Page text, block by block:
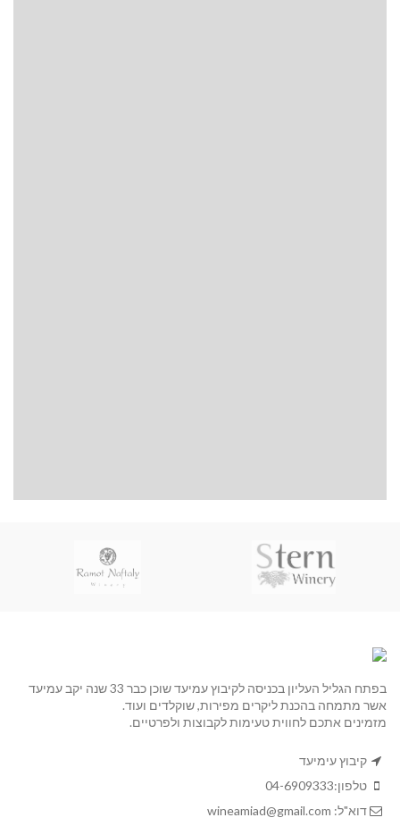
בפתח הגליל העליון בכניסה לקיבוץ עמיעד שוכן כבר 33 שנה יקב עמיעד
אשר מתמחה בהכנת ליקרים מפירות, שוקלדים ועוד.
מזמינים אתכם לחווית טעימות לקבוצות ולפרטיים.
קיבוץ עימיעד
טלפון:04-6909333
דוא"ל: wineamiad@gmail.com